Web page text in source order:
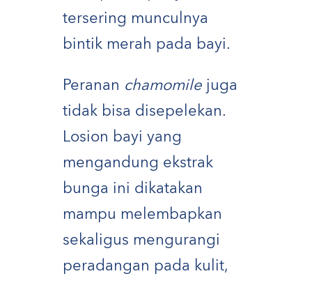
tersering munculnya
bintik merah pada bayi.
Peranan chamomile juga
tidak bisa disepelekan.
Losion bayi yang
mengandung ekstrak
bunga ini dikatakan
mampu melembapkan
sekaligus mengurangi
peradangan pada kulit,